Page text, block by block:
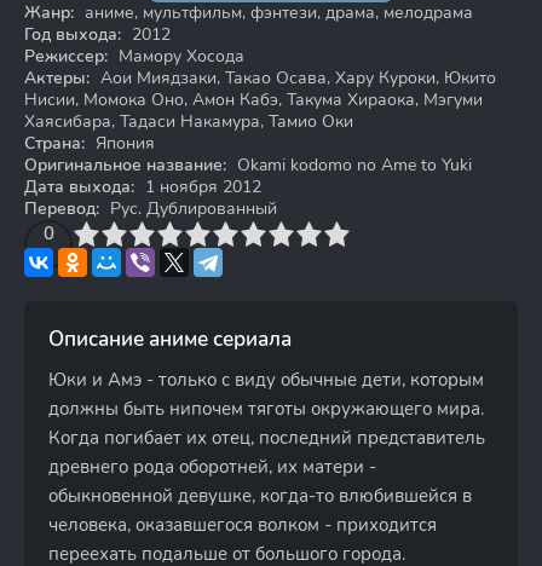
Жанр: аниме, мультфильм, фэнтези, драма, мелодрама
Год выхода: 2012
Режиссер: Мамору Хосода
Актеры: Аои Миядзаки, Такао Осава, Хару Куроки, Юкито
Нисии, Момока Оно, Амон Кабэ, Такума Хираока, Мэгуми
Хаясибара, Тадаси Накамура, Тамио Оки
Страна: Япония
Оригинальное название: Okami kodomo no Ame to Yuki
Дата выхода: 1 ноября 2012
Перевод: Рус. Дублированный
0
4 6 7 8 9 10
Описание аниме сериала
Юки и Амэ - только с виду обычные дети, которым
должны быть нипочем тяготы окружающего мира.
Когда погибает их отец, последний представитель
древнего рода оборотней, их матери -
обыкновенной девушке, когда-то влюбившейся в
человека, оказавшегося волком - приходится
переехать подальше от большого города.